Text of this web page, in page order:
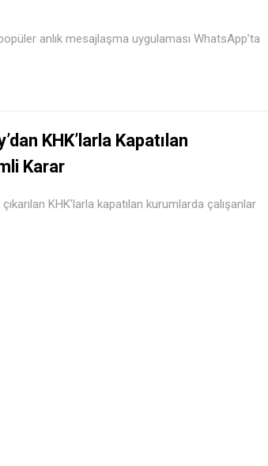
anlık mesajlaşma uygulaması WhatsApp’ta
KHK’larla Kapatılan
Karar
KHK’larla kapatılan kurumlarda çalışanlar